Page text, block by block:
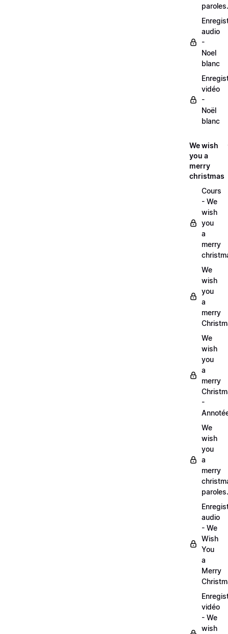
audio
-
Noel
blanc
vidéo
-
Noël
blanc
We wish
you a
merry
christmas
Cours
- We
wish
you
a
merry
We
wish
you
a
merry
We
wish
you
a
merry
-
We
wish
you
a
merry
audio
- We
Wish
You
a
Merry
vidéo
- We
wish